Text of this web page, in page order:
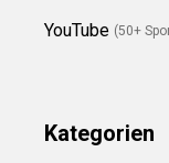
YouTube (50+
Kategorien